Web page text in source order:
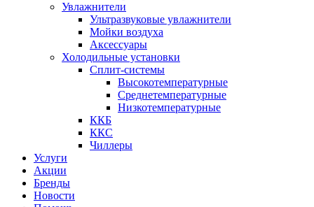
Увлажнители
Ультразвуковые увлажнители
Мойки воздуха
Аксессуары
Холодильные установки
Сплит-системы
Высокотемпературные
Среднетемпературные
Низкотемпературные
ККБ
ККС
Чиллеры
Услуги
Акции
Бренды
Новости